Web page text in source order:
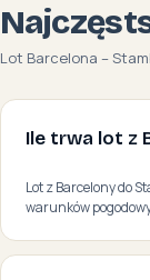
Lot Barcelona –
Ile trwa lot z
Lot z Barcelony do
warunków